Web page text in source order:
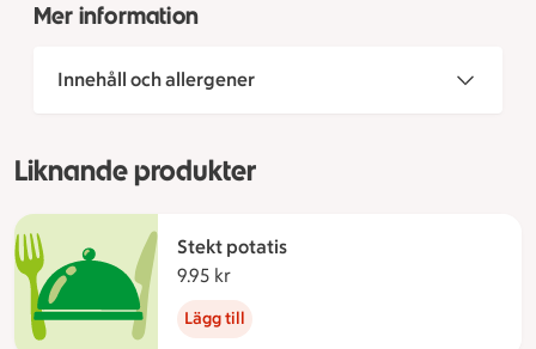
Mer information
Innehåll och allergener
Liknande produkter
Stekt potatis
9.95 kr
Lägg till